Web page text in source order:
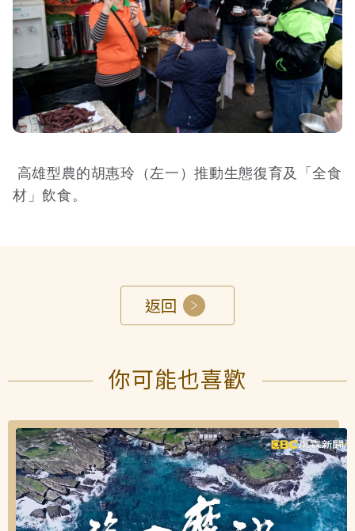
高雄型農的胡惠玲（左一）推動生態復育及「全食
材」飲食。
返回
你可能也喜歡